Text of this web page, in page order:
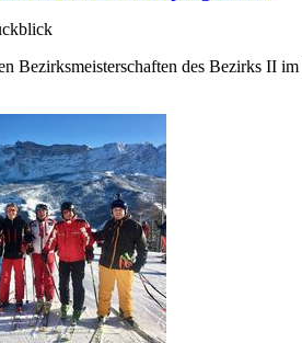
Bezirksmeisterschaften des Bezirks II